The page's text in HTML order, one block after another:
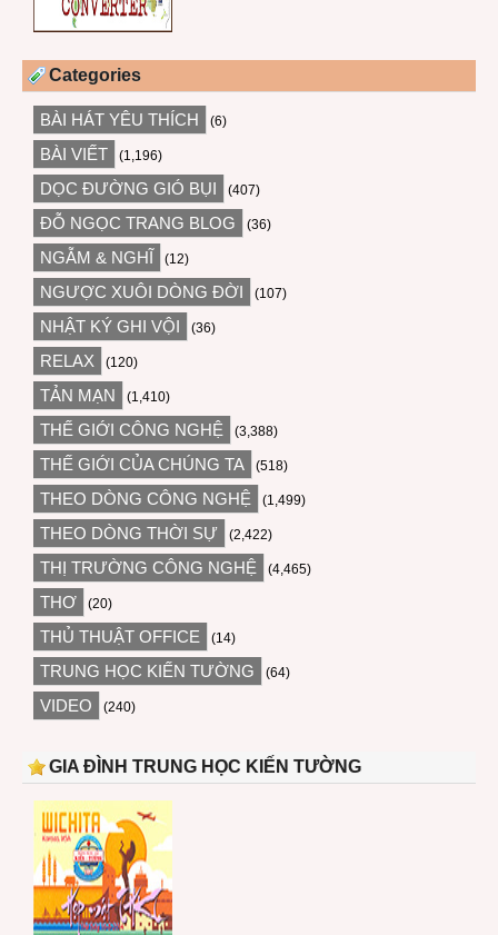
Categories
BÀI HÁT YÊU THÍCH (6)
BÀI VIẾT (1,196)
DỌC ĐƯỜNG GIÓ BỤI (407)
ĐỖ NGỌC TRANG BLOG (36)
NGẪM & NGHĨ (12)
NGƯỢC XUÔI DÒNG ĐỜI (107)
NHẬT KÝ GHI VỘI (36)
RELAX (120)
TẢN MẠN (1,410)
THẾ GIỚI CÔNG NGHỆ (3,388)
THẾ GIỚI CỦA CHÚNG TA (518)
THEO DÒNG CÔNG NGHỆ (1,499)
THEO DÒNG THỜI SỰ (2,422)
THỊ TRƯỜNG CÔNG NGHỆ (4,465)
THƠ (20)
THỦ THUẬT OFFICE (14)
TRUNG HỌC KIẾN TƯỜNG (64)
VIDEO (240)
GIA ĐÌNH TRUNG HỌC KIẾN TƯỜNG